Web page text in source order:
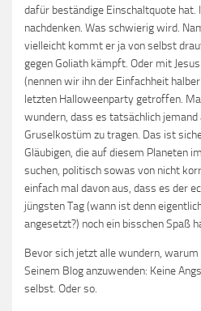
dafür beständige Einschaltquote
nachdenken. Was schwierig wird.
vielleicht kommt er ja von selbst
gegen Goliath kämpft. Oder mit
(nennen wir ihn der Einfachheit
letzten Halloweenparty getroffen.
wundern, dass es tatsächlich
Gruselkostüm zu tragen. Das ist
Gläubigen, die auf diesem Planeten
suchen, politisch sowas von nicht
einfach mal davon aus, dass es der
jüngsten Tag (wann ist denn
angesetzt?) noch ein bisschen Spaß
Bevor sich jetzt alle wundern, warum
Seinem Blog anzuwenden: Keine
selbst. Oder so.